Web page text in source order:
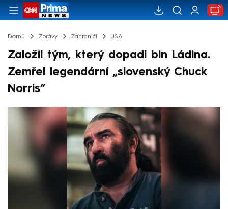
Domů Zprávy Zahraničí USA
Založil tým, který dopadl bin Ládina.
Zemřel legendární „slovenský Chuck
Norris“